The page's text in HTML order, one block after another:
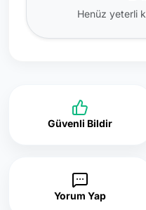
Henüz yeterli
Güvenli Bildir
Yorum Yap